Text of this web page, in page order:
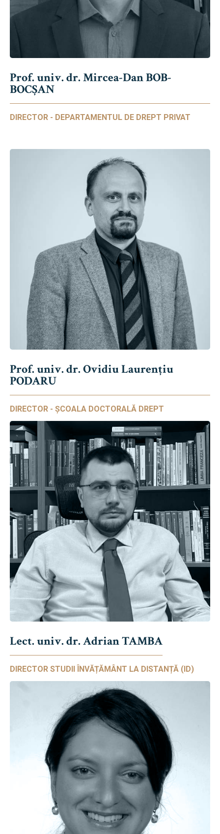
Prof. univ. dr. Mircea-Dan BOB-
BOCȘAN
DIRECTOR - DEPARTAMENTUL DE DREPT PRIVAT
Prof. univ. dr. Ovidiu Laurențiu
PODARU
DIRECTOR - ȘCOALA DOCTORALĂ DREPT
Lect. univ. dr. Adrian TAMBA
DIRECTOR STUDII ÎNVĂȚĂMÂNT LA DISTANȚĂ (ID)